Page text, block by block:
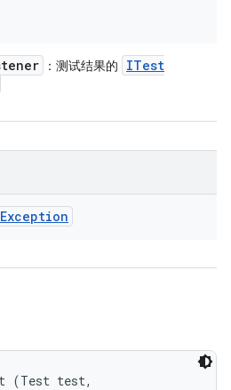
：测试结果的
ITest
Exception
(Test test,